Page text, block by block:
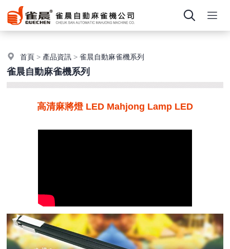
首頁 > 產品資訊 >雀晨自動麻雀機系列
雀晨自動麻雀機系列
高清麻將燈 LED Mahjong Lamp LED